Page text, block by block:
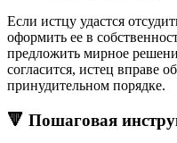
Если истцу удастся
оформить ее в
предложить мирное
согласится, истец вправе
принудительном порядке.
🔻 Пошаговая